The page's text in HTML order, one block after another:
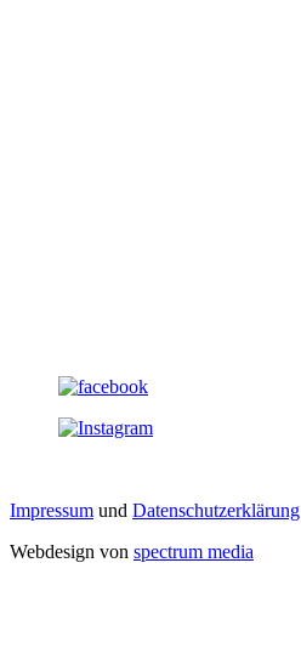
Impressum und Datenschutzerklärung
Webdesign von spectrum media